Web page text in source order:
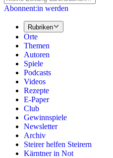
Abonnent:in werden
Rubriken
Orte
Themen
Autoren
Spiele
Podcasts
Videos
Rezepte
E-Paper
Club
Gewinnspiele
Newsletter
Archiv
Steirer helfen Steirern
Kärntner in Not